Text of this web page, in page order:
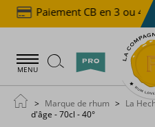
Paiement CB en 3 ou 4x
MENU
Marque de rhum La
d'âge - 70cl - 40°